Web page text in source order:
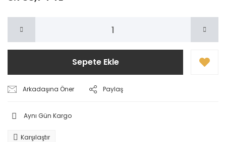
Sepete Ekle
Arkadaşına Öner Paylaş
Aynı Gün Kargo
Karşılaştır